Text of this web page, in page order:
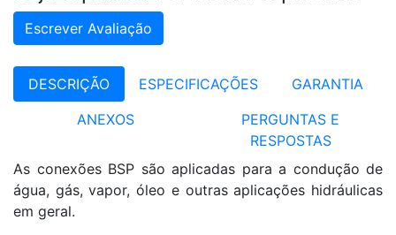
Escrever Avaliação
DESCRIÇÃO ESPECIFICAÇÕES
GARANTIA
ANEXOS
PERGUNTAS E
RESPOSTAS
As conexões BSP são aplicadas para a condução de
água, gás, vapor, óleo e outras aplicações hidráulicas
em geral.